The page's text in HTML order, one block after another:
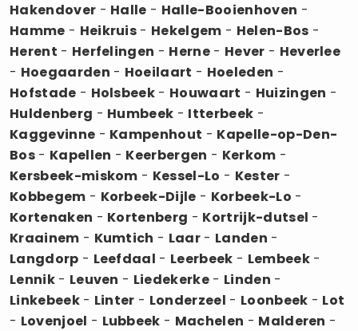
Hakendover - Halle - Halle-Booienhoven -
Hamme - Heikruis - Hekelgem - Helen-Bos -
Herent - Herfelingen - Herne - Hever - Heverlee
- Hoegaarden - Hoeilaart - Hoeleden -
Hofstade - Holsbeek - Houwaart - Huizingen -
Huldenberg - Humbeek - Itterbeek -
Kaggevinne - Kampenhout - Kapelle-op-Den-
Bos- Kapellen - Keerbergen - Kerkom -
Kersbeek-miskom - Kessel-Lo - Kester -
Kobbegem - Korbeek-Dijle - Korbeek-Lo -
Kortenaken - Kortenberg - Kortrijk-dutsel -
Kraainem - Kumtich - Laar - Landen -
Langdorp - Leefdaal - Leerbeek - Lembeek-
Lennik- Leuven - Liedekerke- Linden -
Linkebeek- Linter - Londerzeel - Loonbeek - Lot
- Lovenjoel - Lubbeek - Machelen - Malderen -